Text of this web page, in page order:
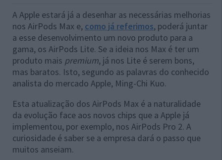
A Apple estará já a desenhar as necessárias melhorias
nos AirPods Max e, como já referimos, poderá juntar
a esse desenvolvimento um novo produto para a
gama, os AirPods Lite. Se a ideia nos Max é ter um
produto mais premium, já nos Lite é serem bons,
mas baratos. Isto, segundo as palavras do conhecido
analista do mercado Apple, Ming-Chi Kuo.
Esta atualização dos AirPods Max é a naturalidade
da evolução face aos novos chips que a Apple já
implementou, por exemplo, nos AirPods Pro 2. A
curiosidade é saber se a empresa dará o passo que
muitos anseiam.